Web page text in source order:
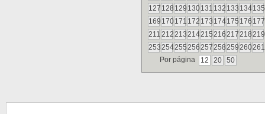
127 128 129 130131 132 133 134135
169 170171 172 173 174175 176 177
211 212213214215216217218219
253254255256257258259260261
Por página
12 20 50